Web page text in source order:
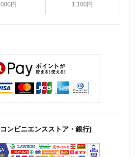
円 1,100円
ンビニエンスストア・銀行)